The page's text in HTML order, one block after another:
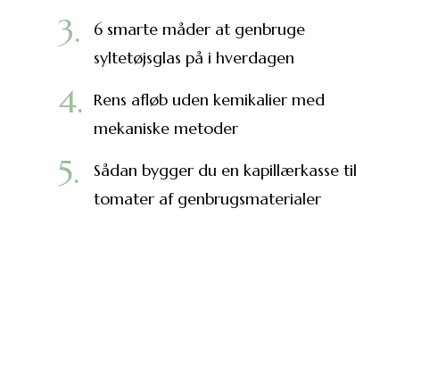
6 smarte måder at genbruge
syltetøjsglas på i hverdagen
Rens afløb uden kemikalier med
mekaniske metoder
Sådan bygger du en kapillærkasse til
tomater af genbrugsmaterialer